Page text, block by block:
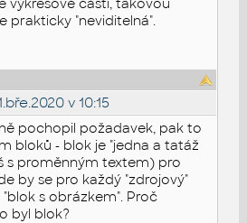
výkresové části, takovou
prakticky "neviditelná".
v 10:15
pochopil požadavek, pak to
bloků - blok je "jedna a tatáž
s proměnným textem) pro
by se pro každý "zdrojový"
s obrázkem". Proč
byl blok?